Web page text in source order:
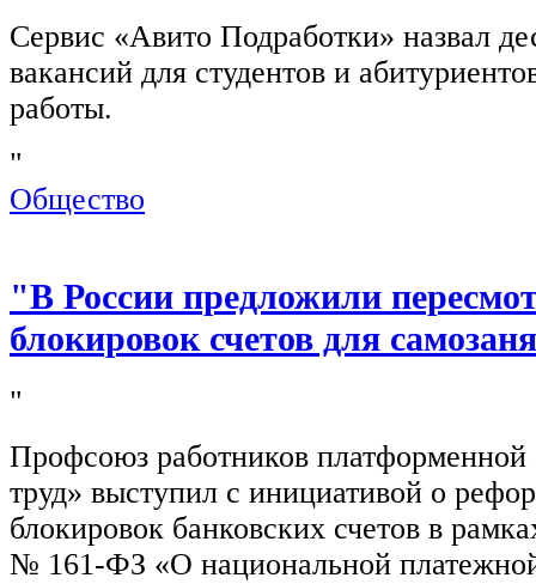
Сервис «Авито Подработки» назвал
вакансий для студентов и
работы.
"
Общество
"В России предложили
блокировок счетов для
"
Профсоюз работников
труд» выступил с инициативой о
блокировок банковских счетов в
№ 161-ФЗ «О национальной